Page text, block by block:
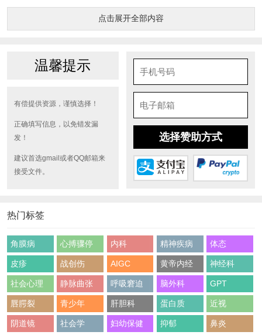
点击展开全部内容
温馨提示
有偿提供资源，谨慎选择！
正确填写信息，以免错发漏
发！
建议首选gmail或者QQ邮箱来
接受文件。
选择赞助方式
热门标签
角膜病 心搏骤停 内科 精神疾病 体态
皮疹 战创伤 AIGC 黄帝内经 神经科
社会心理 静脉曲张 呼吸窘迫 脑外科 GPT
唇腭裂 青少年 肝胆科 蛋白质 近视
阴道镜 社会学 妇幼保健 抑郁 鼻炎